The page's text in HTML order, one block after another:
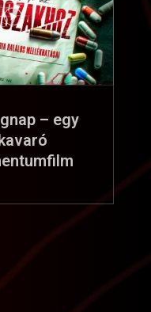
– egy